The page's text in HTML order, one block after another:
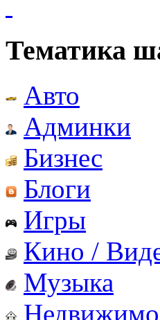
Тематика
Авто
Админки
Бизнес
Блоги
Игры
Кино /
Музыка